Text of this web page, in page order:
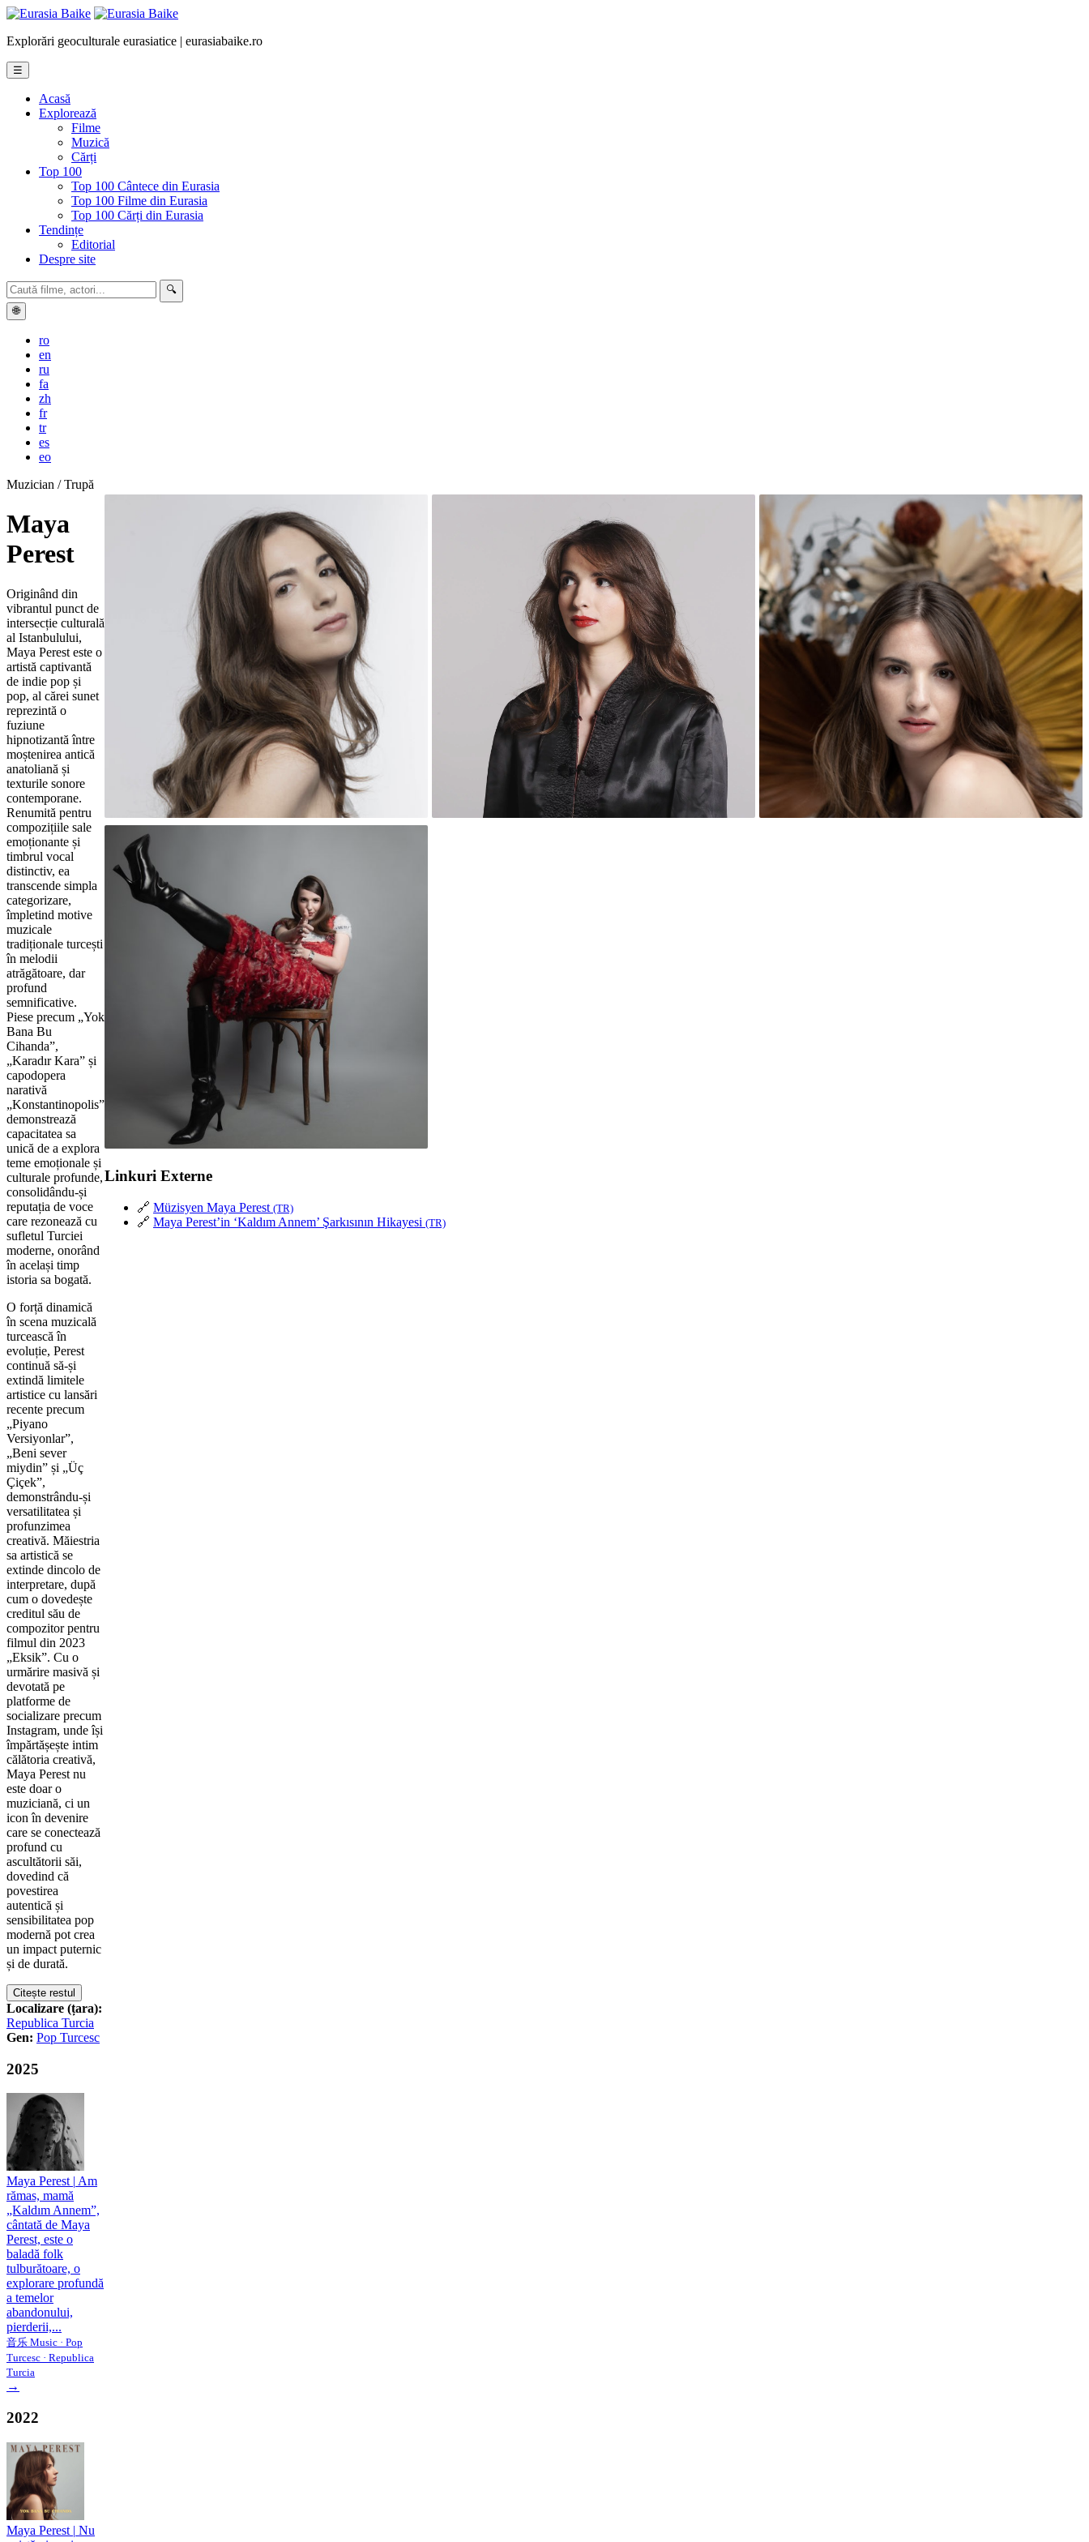
Explorări geoculturale eurasiatice | eurasiabaike.ro
☰
Acasă
Explorează
Filme
Muzică
Cărți
Top 100
Top 100 Cântece din Eurasia
Top 100 Filme din Eurasia
Top 100 Cărți din Eurasia
Tendințe
Editorial
Despre site
🔍
🌐
ro
en
ru
fa
zh
fr
tr
es
eo
Muzician / Trupă
Maya
Perest
Originând din
vibrantul punct de
intersecție culturală
al Istanbulului,
Maya Perest este o
artistă captivantă
de indie pop și
pop, al cărei sunet
reprezintă o
fuziune
hipnotizantă între
moștenirea antică
anatoliană și
texturile sonore
contemporane.
Renumită pentru
compozițiile sale
emoționante și
timbrul vocal
distinctiv, ea
transcende simpla
categorizare,
împletind motive
muzicale
tradiționale turcești
în melodii
atrăgătoare, dar
profund
semnificative.
Piese precum „Yok
Bana Bu
Cihanda”,
„Karadır Kara” și
capodopera
narativă
„Konstantinopolis”
demonstrează
capacitatea sa
unică de a explora
teme emoționale și
culturale profunde,
consolidându-și
reputația de voce
care rezonează cu
sufletul Turciei
moderne, onorând
în același timp
istoria sa bogată.
O forță dinamică
în scena muzicală
turcească în
evoluție, Perest
continuă să-și
extindă limitele
artistice cu lansări
recente precum
„Piyano
Versiyonlar”,
„Beni sever
miydin” și „Üç
Çiçek”,
demonstrându-și
versatilitatea și
profunzimea
creativă. Măiestria
sa artistică se
extinde dincolo de
interpretare, după
cum o dovedește
creditul său de
compozitor pentru
filmul din 2023
„Eksik”. Cu o
urmărire masivă și
devotată pe
platforme de
socializare precum
Instagram, unde își
împărtășește intim
călătoria creativă,
Maya Perest nu
este doar o
muziciană, ci un
icon în devenire
care se conectează
profund cu
ascultătorii săi,
dovedind că
povestirea
autentică și
sensibilitatea pop
modernă pot crea
un impact puternic
și de durată.
Citește restul
Localizare (țara):
Republica Turcia
Gen: Pop Turcesc
2025
Maya Perest | Am
rămas, mamă
„Kaldım Annem”,
cântată de Maya
Perest, este o
baladă folk
tulburătoare, o
explorare profundă
a temelor
abandonului,
pierderii,...
音乐 Music · Pop
Turcesc · Republica
Turcia
→
2022
Maya Perest | Nu
Linkuri Externe
🔗 Müzisyen Maya Perest (TR)
🔗 Maya Perest’in ‘Kaldım Annem’ Şarkısının Hikayesi (TR)